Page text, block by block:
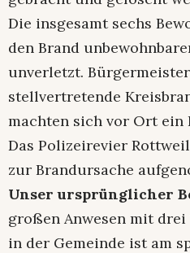
Die insgesamt sechs
den Brand
unverletzt.
stellvertretende
machten sich vor Ort ein
Das Polizeirevier
zur Brandursache
Unser ursprünglicher
großen Anwesen mit
in der Gemeinde ist am